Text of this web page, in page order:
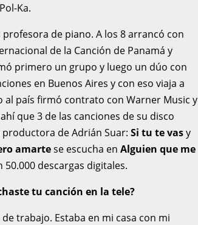
Ka.
de piano. A los 8 arrancó con
de la Canción de Panamá y
primero un grupo y luego un dúo con
en Buenos Aires y con eso viaja a
al país firmó contrato con Warner Music y
que 3 de las canciones de su disco
productora de Adrián Suar:Si tu te vasy
amartese escucha enAlguien que me
50.000 descargas digitales.
tu canción en la tele?
trabajo. Estaba en mi casa con mi